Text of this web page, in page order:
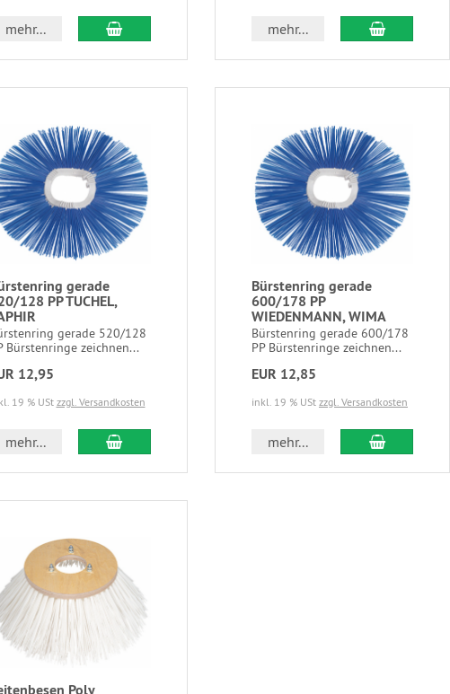
mehr... mehr...
gerade
128 PP TUCHEL,
gerade 520/128
Bürstenringe zeichnen...
12,95
19 % USt zzgl. Versandkosten
mehr...
Bürstenring gerade
600/178 PP
WIEDENMANN, WIMA
Bürstenring gerade 600/178
PP Bürstenringe zeichnen...
EUR 12,85
inkl. 19 % USt zzgl. Versandkosten
mehr...
Poly